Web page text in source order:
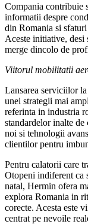
Compania contribuie
informatii despre
din Romania si
Aceste initiative, desi
merge dincolo de
Viitorul mobilitatii
Lansarea serviciilor
unei strategii mai
referinta in industria
standardelor inalte
noi si tehnologii
clientilor pentru
Pentru calatorii care
Otopeni indiferent ca
natal, Hermin ofera
explora Romania in
corecte. Acesta este
centrat pe nevoile